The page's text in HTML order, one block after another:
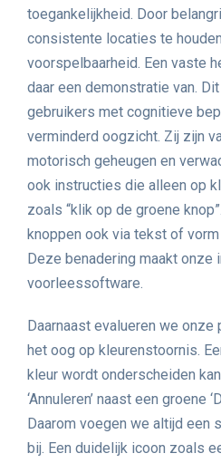
toegankelijkheid. Door
consistente locaties te
voorspelbaarheid. Een vaste
daar een demonstratie van.
gebruikers met cognitieve
verminderd oogzicht. Zij zijn
motorisch geheugen en
ook instructies die alleen op
zoals “klik op de groene
knoppen ook via tekst of
Deze benadering maakt
voorleessoftware.
Daarnaast evalueren we
het oog op kleurenstoornis.
kleur wordt onderscheiden
‘Annuleren’ naast een groene
Daarom voegen we altijd een
bij. Een duidelijk icoon zoals